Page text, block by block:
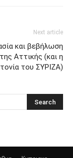
Next article
και βεβήλωση
της Αττικής (και η
του ΣΥΡΙΖΑ)